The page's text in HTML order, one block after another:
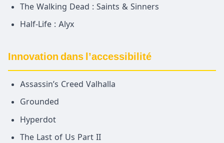
The Walking Dead : Saints & Sinners
Half-Life : Alyx
Innovation dans l’accessibilité
Assassin’s Creed Valhalla
Grounded
Hyperdot
The Last of Us Part II